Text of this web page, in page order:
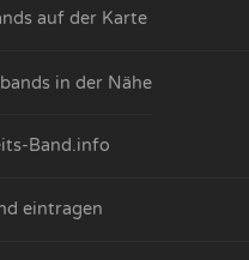
auf der Karte
in der Nähe
Band.info
eintragen